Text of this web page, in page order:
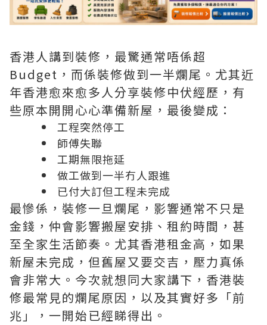
香港人講到裝修，最驚通常唔係超
Budget，而係裝修做到一半爛尾。尤其近
年香港愈來愈多人分享裝修中伏經歷，有
些原本開開心心準備新屋，最後變成：
工程突然停工
師傅失聯
工期無限拖延
做工做到一半冇人跟進
已付大訂但工程未完成
最慘係，裝修一旦爛尾，影響通常不只是
金錢，仲會影響搬屋安排、租約時間，甚
至全家生活節奏。尤其香港租金高，如果
新屋未完成，但舊屋又要交吉，壓力真係
會非常大。今次就想同大家講下，香港裝
修最常見的爛尾原因，以及其實好多「前
兆」，一開始已經睇得出。